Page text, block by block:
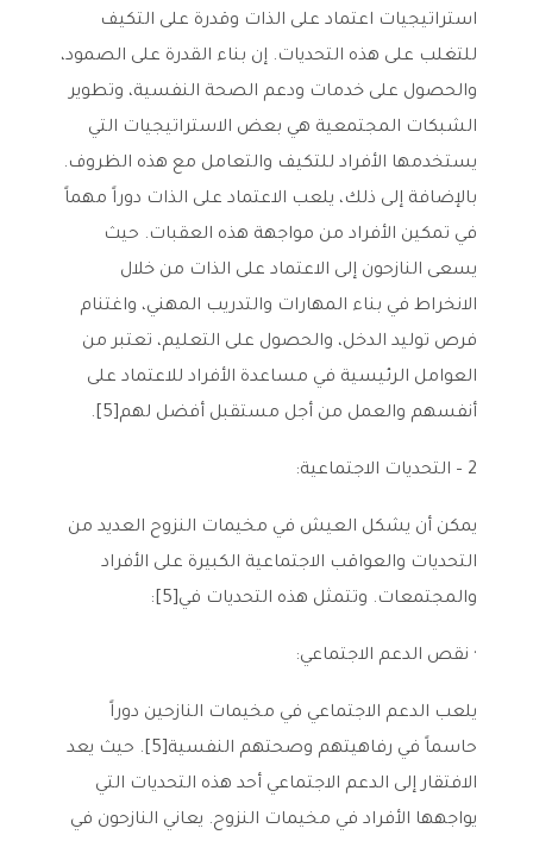
استراتيجيات اعتماد على الذات وقدرة على التكيف
للتغلب على هذه التحديات. إن بناء القدرة على الصمود،
والحصول على خدمات ودعم الصحة النفسية، وتطوير
الشبكات المجتمعية هي بعض الاستراتيجيات التي
يستخدمها الأفراد للتكيف والتعامل مع هذه الظروف.
بالإضافة إلى ذلك، يلعب الاعتماد على الذات دوراً مهماً
في تمكين الأفراد من مواجهة هذه العقبات. حيث
يسعى النازحون إلى الاعتماد على الذات من خلال
الانخراط في بناء المهارات والتدريب المهني، واغتنام
فرص توليد الدخل، والحصول على التعليم، تعتبر من
العوامل الرئيسية في مساعدة الأفراد للاعتماد على
أنفسهم والعمل من أجل مستقبل أفضل لهم[5].
2 – التحديات الاجتماعية:
يمكن أن يشكل العيش في مخيمات النزوح العديد من
التحديات والعواقب الاجتماعية الكبيرة على الأفراد
والمجتمعات. وتتمثل هذه التحديات في[5]:
· نقص الدعم الاجتماعي:
يلعب الدعم الاجتماعي في مخيمات النازحين دوراً
حاسماً في رفاهيتهم وصحتهم النفسية[5]. حيث يعد
الافتقار إلى الدعم الاجتماعي أحد هذه التحديات التي
يواجهها الأفراد في مخيمات النزوح. يعاني النازحون في